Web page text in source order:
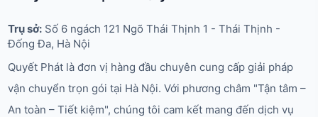
Trụ sở: Số 6 ngách 121 Ngõ Thái Thịnh 1 - Thái Thịnh -
Đống Đa, Hà Nội
Quyết Phát là đơn vị hàng đầu chuyên cung cấp giải pháp
vận chuyển trọn gói tại Hà Nội. Với phương châm "Tận tâm –
An toàn – Tiết kiệm", chúng tôi cam kết mang đến dịch vụ